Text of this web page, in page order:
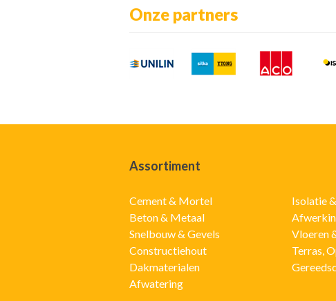
Onze partners
Assortiment
Cement & Mortel
Beton & Metaal
Snelbouw & Gevels
Constructiehout
Dakmaterialen
Afwatering
Isolatie
Vloeren
Terras,